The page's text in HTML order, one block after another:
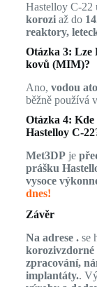
Hastelloy C-22
koroziaž do
reaktory,
Otázka 3: Lze
kovů (MIM)?
Ano, vodou
běžně používá v
Otázka 4:
Hastelloy C-
Met3DPje
prášku
vysoce
dnes!
Závěr
Na adrese .se
korozivzdorné
zpracování,
implantáty..